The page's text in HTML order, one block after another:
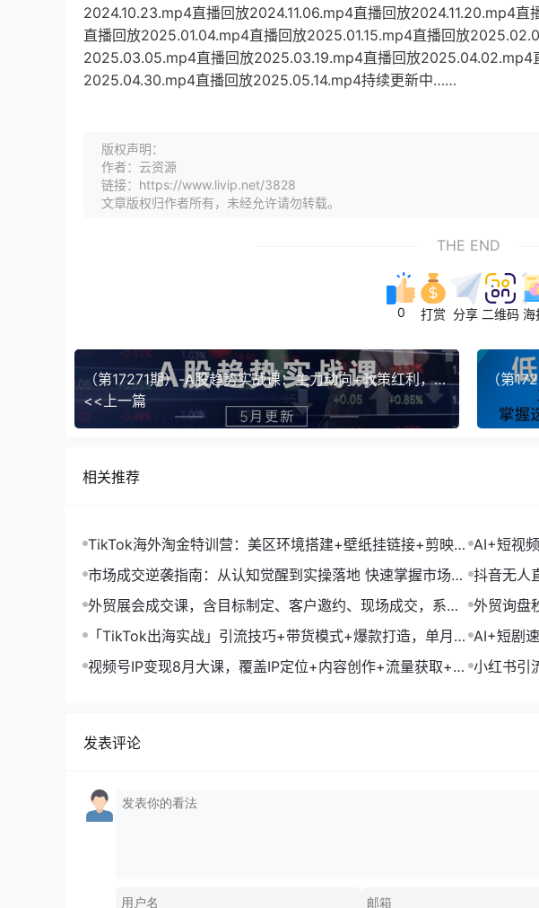
2024.10.23.mp4直播回放2024.11.06.mp4直播回放2024.11.20.mp4
直播回放2025.01.04.mp4直播回放2025.01.15.mp4直播回放
2025.03.05.mp4直播回放2025.03.19.mp4直播回放2025.04.02.mp4
2025.04.30.mp4直播回放2025.05.14.mp4持续更新中……
版权声明：
作者：云资源
链接：https://www.livip.net/3828
文章版权归作者所有，未经允许请勿转载。
THE END
0 打赏 分享 二维码 海
（第17271期）-A股趋势实战课：主力动向+政策红利，2025全年策略5月更新
<<上一篇
相关推荐
TikTok海外淘金特训营：美区环境搭建+壁纸挂链接+剪映数
字人，月入1.5万
AI+短视
+账号运
市场成交逆袭指南：从认知觉醒到实操落地 快速掌握市场开
拓与成交核心能力
抖音无人
法、24小
外贸展会成交课，含目标制定、客户邀约、现场成交，系统
化SOP提升参展ROI
外贸询盘
转化率提
「TikTok出海实战」引流技巧+带货模式+爆款打造，单月变
现10万+秘籍
AI+短剧
单部剧收
视频号IP变现8月大课，覆盖IP定位+内容创作+流量获取+合 小红书引
发表评论